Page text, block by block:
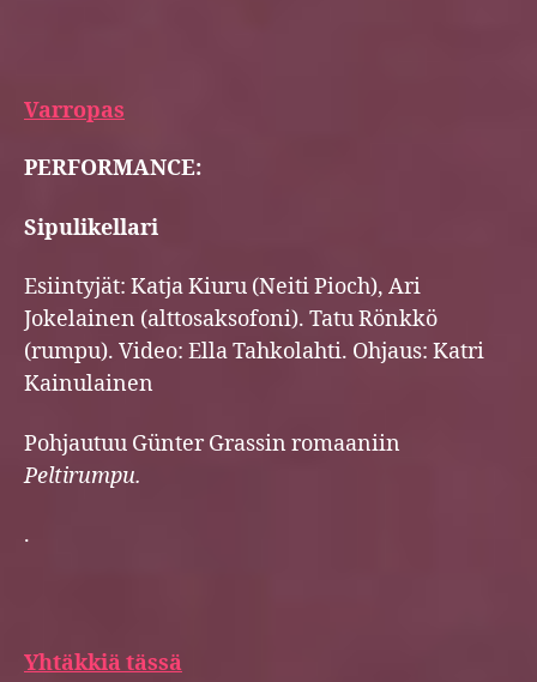
Varropas
PERFORMANCE:
Sipulikellari
Esiintyjät: Katja Kiuru (Neiti Pioch), Ari
Jokelainen (alttosaksofoni). Tatu Rönkkö
(rumpu). Video: Ella Tahkolahti. Ohjaus: Katri
Kainulainen
Pohjautuu Günter Grassin romaaniin
Peltirumpu.
.
Yhtäkkiä tässä